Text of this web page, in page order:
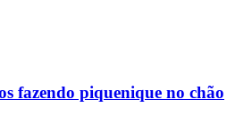
fazendo piquenique no chão